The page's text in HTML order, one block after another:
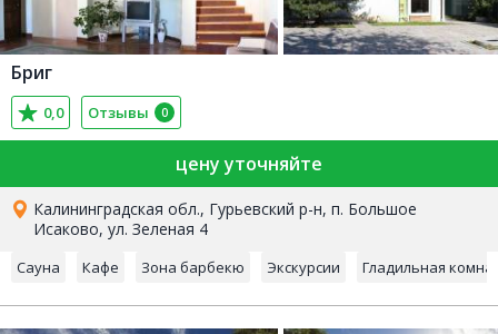
Бриг
0,0 Отзывы 0
цену уточняйте
Калининградская обл., Гурьевский р-н, п. Большое
Исаково, ул. Зеленая 4
Сауна Кафе Зона барбекю Экскурсии Гладильная